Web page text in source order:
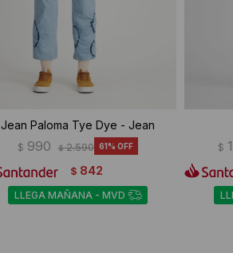
Jean Paloma Tye Dye - Jean
$ 990 $ 2.590 61
$ 842
LLEGA MAÑANA - MVD
$